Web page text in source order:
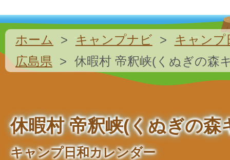
ホーム キャンプナビ
キャンプ
広島県
休暇村 帝釈峡(くぬぎの森
休暇村 帝釈峡(くぬぎの森
キャンプ日和カレンダー